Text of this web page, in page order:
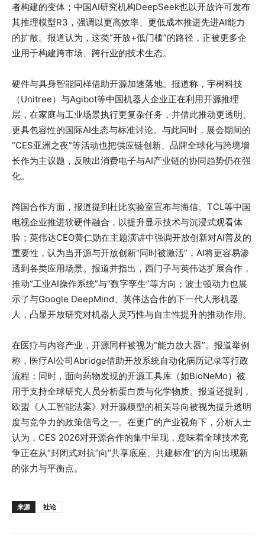
者构建的变体；中国AI研究机构DeepSeek也以开放许可发布
其推理模型R3，强调以更高效率、更低成本推进先进AI能力
的扩散。报道认为，这类“开放+低门槛”的路径，正被更多企
业用于构建跨市场、跨行业的技术生态。
硬件与具身智能同样借助开源加速落地。报道称，宇树科技
（Unitree）与Agibot等中国机器人企业正在利用开源推理
层，在家庭与工业场景执行更复杂任务，并借此推动更透明、
更具包容性的国际AI生态与标准讨论。与此同时，展会期间的
“CES亚洲之夜”等活动也把供应链创新、品牌全球化与跨境增
长作为主议题，反映出消费电子与AI产业链的协同趋势仍在强
化。
跨国合作方面，报道提到杜比实验室宣布与海信、TCL等中国
电视企业推进软硬件融合，以提升显示技术与沉浸式观看体
验；英伟达CEO黄仁勋在主题演讲中强调开放创新对AI普及的
重要性，认为当开源与开放创新“同时被激活”，AI将更容易渗
透到各类应用场景。报道并指出，西门子与英伟达扩展合作，
推动“工业AI操作系统”与“数字孪生”等方向；波士顿动力也展
示了与Google DeepMind、英伟达合作的下一代人形机器
人，凸显开放研究对机器人灵巧性与自主性提升的推动作用。
在医疗与内容产业，开源同样被视为“能力放大器”。报道举例
称，医疗AI公司Abridge借助开放系统自动化病历记录等行政
流程；同时，面向药物发现的开源工具库（如BioNeMo）被
用于支持全球研究人员分析蛋白质与化学物质。报道还提到，
欧盟《人工智能法案》对开源模型的相关导向被视为提升透明
度与竞争力的政策信号之一。在更广的产业视角下，分析人士
认为，CES 2026对开源合作的集中呈现，意味着全球技术竞
争正在从“封闭式对抗”向“共享底座、共建标准”的方向出现新
的张力与平衡点。
来源 社论